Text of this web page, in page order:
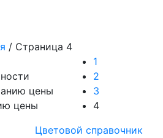
/ Страница 4
цены
цены
1
2
3
4
Цветовой справочник